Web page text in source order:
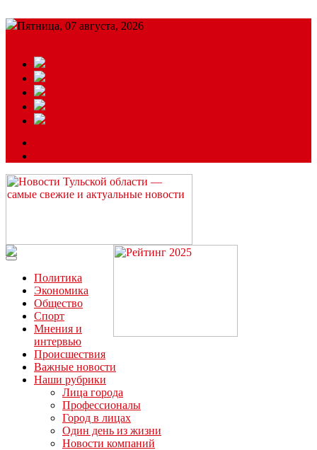
Пятница, 07 августа, 2026
Читайте последние новости дня в Тульской области на сайте
“ЗаНовомосковск”
Политика
Экономика
Общество
Спорт
Мнения и
интервью
Происшествия
Важные новости
Наши рубрики
Лица города
Профессионалы
Город в лицах
Один день из жизни
Новости компаний